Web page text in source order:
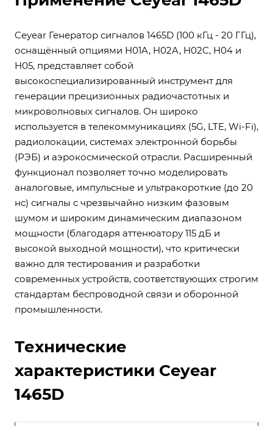
Ceyear Генератор сигналов 1465D (100 кГц - 20 ГГц),
оснащённый опциями H01A, H02A, H02C, H04 и
H05, представляет собой
высокоспециализированный инструмент для
генерации прецизионных радиочастотных и
микроволновых сигналов. Он широко
используется в телекоммуникациях (5G, LTE, Wi-Fi),
радиолокации, системах электронной борьбы
(РЭБ) и аэрокосмической отрасли. Расширенный
функционал позволяет точно моделировать
аналоговые, импульсные и ультракороткие (до 20
нс) сигналы с чрезвычайно низким фазовым
шумом и широким динамическим диапазоном
мощности (благодаря аттенюатору 115 дБ и
высокой выходной мощности), что критически
важно для тестирования и разработки
современных устройств, соответствующих строгим
стандартам беспроводной связи и оборонной
промышленности.
Технические
характеристики Ceyear
1465D